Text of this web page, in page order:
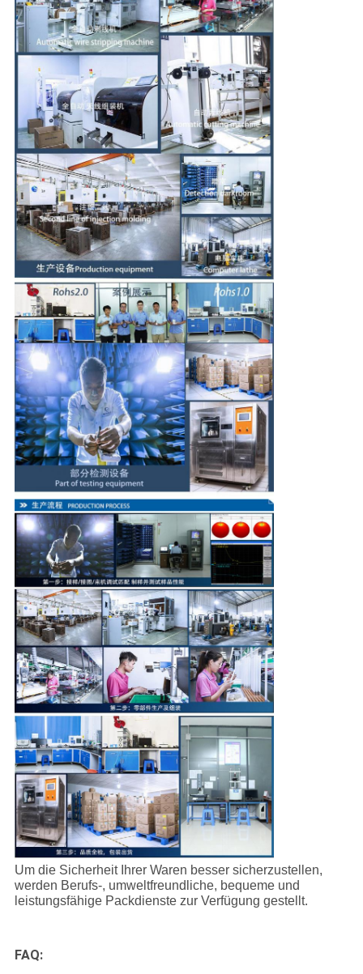
Um die Sicherheit Ihrer Waren besser sicherzustellen,
werden Berufs-, umweltfreundliche, bequeme und
leistungsfähige Packdienste zur Verfügung gestellt.
FAQ: